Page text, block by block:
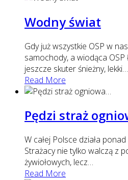
Wodny świat
Gdy już wszystkie OSP w
samochody, a wiodąca
jeszcze skuter śnieżny, lekki…
Read More
Pędzi straż
W całej Polsce działa
Strażacy nie tylko walczą z
żywiołowych, lecz…
Read More